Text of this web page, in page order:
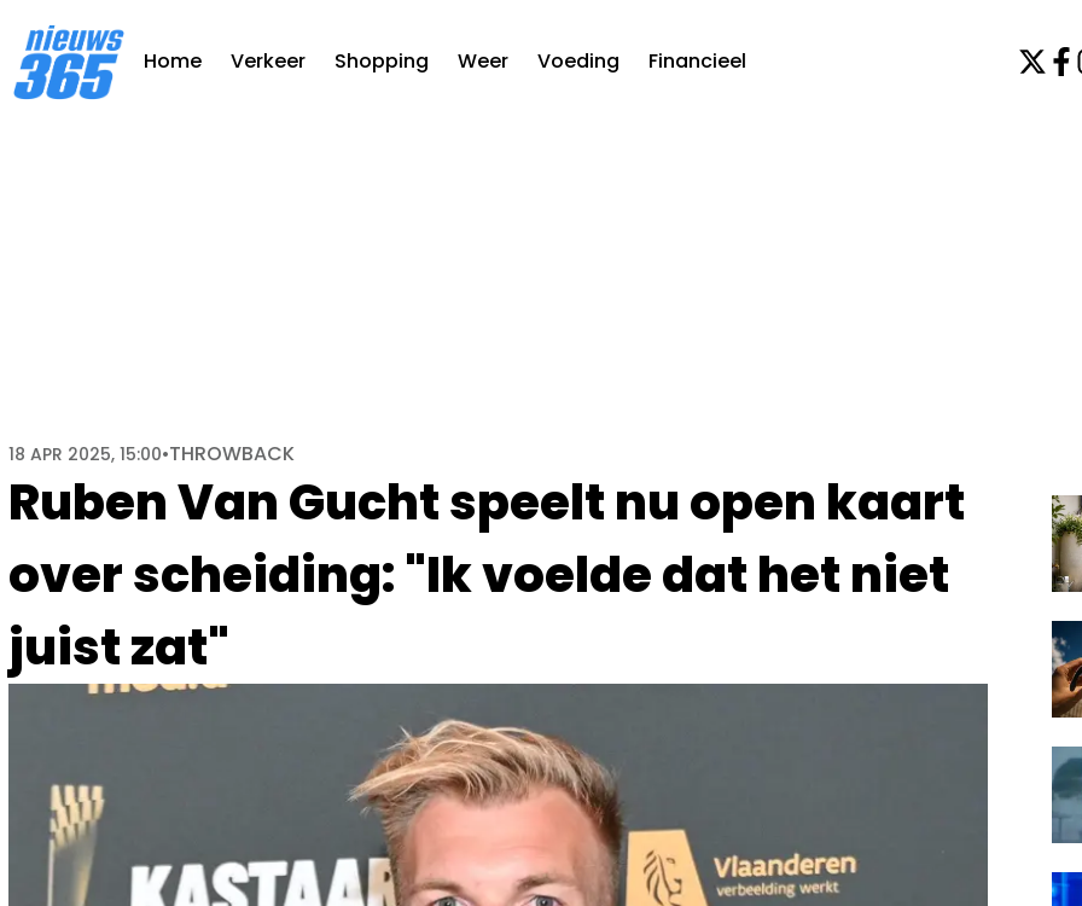
Home Verkeer Shopping Weer Voeding Financieel
Ruben Van Gucht speelt nu open kaart
over scheiding: "Ik voelde dat het niet
juist zat"
18 APR 2025, 15:00•THROWBACK